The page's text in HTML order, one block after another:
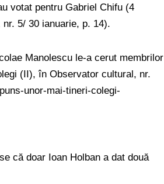
votat pentru Gabriel Chifu (4
5/ 30 ianuarie, p. 14).
Manolescu le-a cerut membrilor
(II), în Observator cultural, nr.
unor-mai-tineri-colegi-
că doar Ioan Holban a dat două